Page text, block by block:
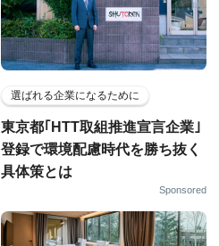
選ばれる企業になるために
東京都｢HTT取組推進宣言企業｣
登録で環境配慮時代を勝ち抜く
具体策とは
Sponsored